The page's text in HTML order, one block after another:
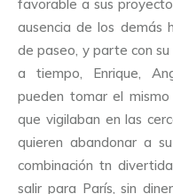
favorable a sus
ausencia de los demás
de paseo, y parte con
a tiempo, Enrique,
pueden tomar el
que vigilaban en las
quieren abandonar a
combinación tn
salir para París, sin